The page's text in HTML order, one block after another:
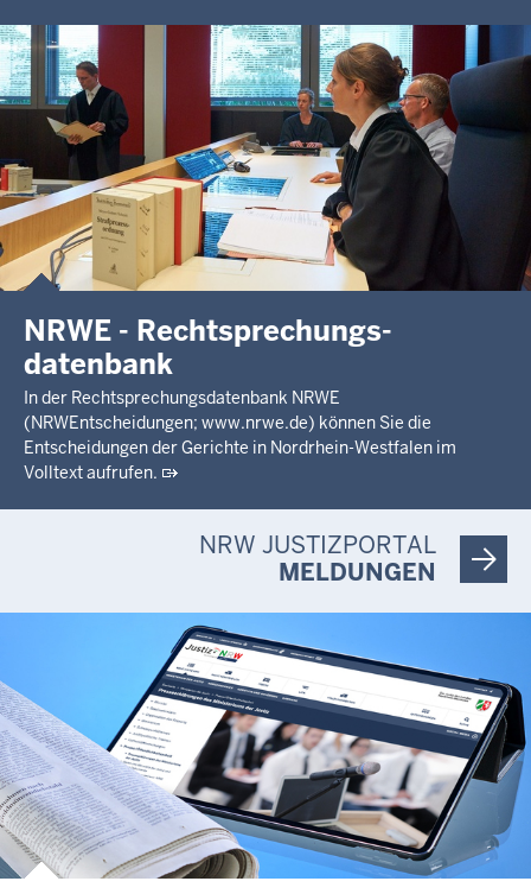
NRWE - Rechtsprechungs­
datenbank
In der Rechtsprechungsdatenbank NRWE
(NRWEntscheidungen; www.nrwe.de) können Sie die
Entscheidungen der Gerichte in Nordrhein-Westfalen im
Volltext aufrufen.
NRW JUSTIZPORTAL
MELDUNGEN